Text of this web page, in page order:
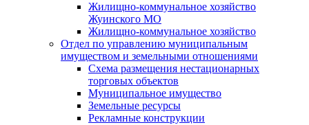
Жилищно-коммунальное хозяйство
Жуинского МО
Жилищно-коммунальное хозяйство
Отдел по управлению муниципальным
имуществом и земельными отношениями
Схема размещения нестационарных
торговых объектов
Муниципальное имущество
Земельные ресурсы
Рекламные конструкции